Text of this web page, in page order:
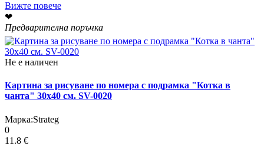
Вижте повече
❤
Предварителна поръчка
Не е наличен
Картина за рисуване по номера с подрамка "Котка в
чанта" 30х40 см. SV-0020
Марка:Strateg
0
11.8 €